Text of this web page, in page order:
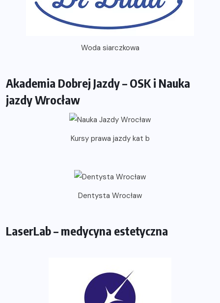
Woda siarczkowa
Akademia Dobrej Jazdy – OSK i Nauka
jazdy Wrocław
Kursy prawa jazdy kat b
Dentysta Wrocław
LaserLab – medycyna estetyczna